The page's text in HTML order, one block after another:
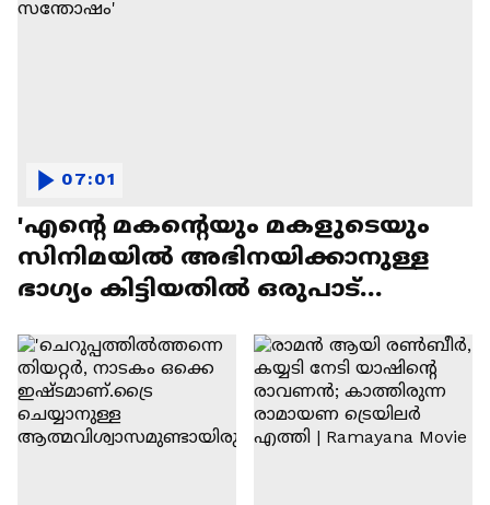
'എന്റെ മകന്റെയും മകളുടെയും
സിനിമയിൽ അഭിനയിക്കാനുള്ള
ഭാഗ്യം കിട്ടിയതിൽ ഒരുപാട്
07:01